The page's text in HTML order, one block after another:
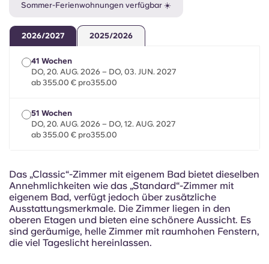
French
Sommer-Ferienwohnungen verfügbar ☀️
2026/2027 2025/2026
41 Wochen
DO, 20. AUG. 2026 – DO, 03. JUN. 2027
ab 355.00 € pro355.00
51 Wochen
DO, 20. AUG. 2026 – DO, 12. AUG. 2027
ab 355.00 € pro355.00
Das „Classic“-Zimmer mit eigenem Bad bietet dieselben
Annehmlichkeiten wie das „Standard“-Zimmer mit
eigenem Bad, verfügt jedoch über zusätzliche
Ausstattungsmerkmale. Die Zimmer liegen in den
oberen Etagen und bieten eine schönere Aussicht. Es
sind geräumige, helle Zimmer mit raumhohen Fenstern,
die viel Tageslicht hereinlassen.